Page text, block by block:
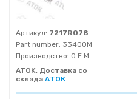
Артикул: 7217R078
Part number: 33400M
Производство: O.E.M.
ATOK, Доставка со
склада АТОК